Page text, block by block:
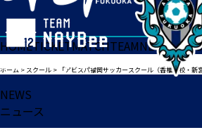
HOMETICKETMATCHTEAMNEWS
ホーム > スクール > 「アビスパ福岡サッカースクール（香椎浜校・新宮校・川崎校）
NEWS
ニュース